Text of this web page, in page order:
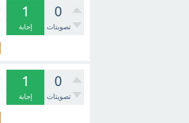
0
تصويتات
1
إجابة
0
تصويتات
1
إجابة